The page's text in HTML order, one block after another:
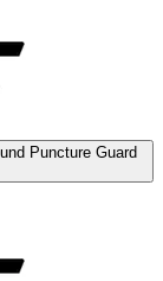
Puncture Guard